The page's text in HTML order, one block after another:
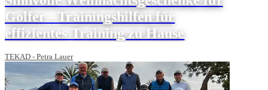
Golfer - Trainingshilfen für
effizientes Training zu Hause
TEKAD - Petra Lauer